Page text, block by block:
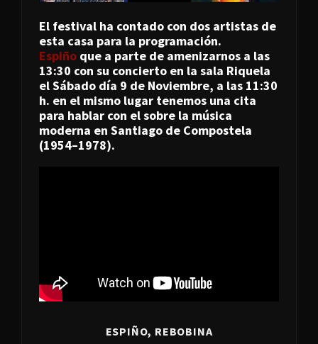
El festival ha contado con dos artistas de
esta casa para la programación.
Espiño que a parte de amenizarnos a las
13:30 con su concierto en la sala Riquela
el Sábado día 9 de Noviembre, a las 11:30
h. en el mismo lugar tenemos una cita
para hablar con el sobre la música
moderna en Santiago de Compostela
(1954–1978).
ESPIÑO, REBOBINA